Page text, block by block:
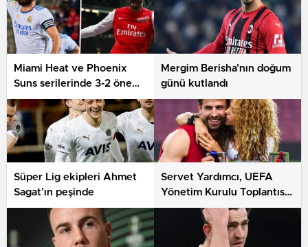
Miami Heat ve Phoenix
Suns serilerinde 3-2 öne
geçti
Mergim Berisha’nın doğum
günü kutlandı
Süper Lig ekipleri Ahmet
Sagat’ın peşinde
Servet Yardımcı, UEFA
Yönetim Kurulu Toplantısı
ve UEFA Kongresi’ne